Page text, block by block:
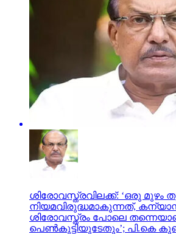
ശിരോവസ്ത്രവിലക്ക്: ‘ഒരു
നിയമവിരുദ്ധമാകുന്നത്,
ശിരോവസ്ത്രം പോലെ
പെണ്‍കുട്ടിയുടേതും’; പി.കെ